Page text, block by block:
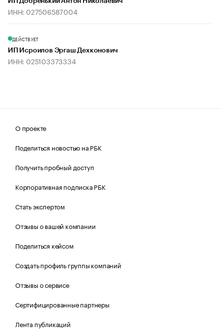
ИНН: 027506587004
ДЕЙСТВУЕТ
ИП Исроилов Эргаш Дехконович
ИНН: 025103373334
О проекте
Поделиться новостью на РБК
Получить пробный доступ
Корпоративная подписка РБК
Стать экспертом
Отзывы о вашей компании
Поделиться кейсом
Создать профиль группы компаний
Отзывы о сервисе
Сертифицированные партнеры
Лента публикаций